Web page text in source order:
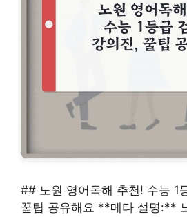
## 노원 영어독해 추천! 수능 1
꿀팁 공유해요 **메타 설명:**